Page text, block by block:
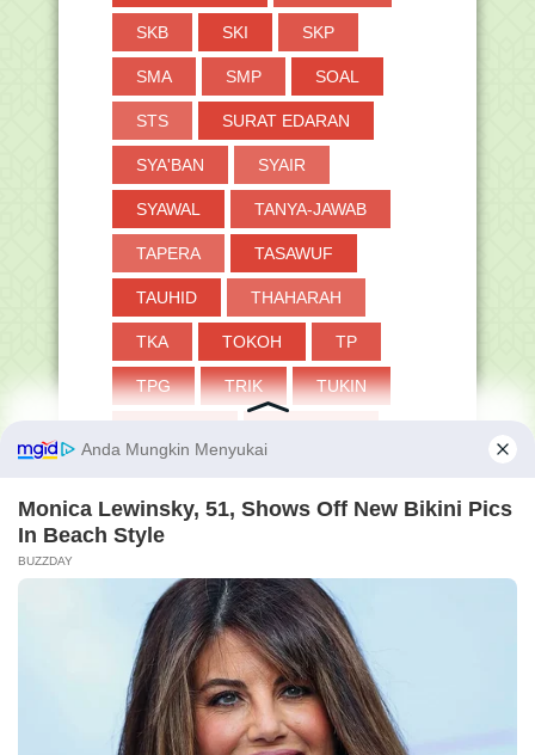
SKB SKI SKP
SMA SMP SOAL
STS SURAT EDARAN
SYA'BAN SYAIR
SYAWAL TANYA-JAWAB
TAPERA TASAWUF
TAUHID THAHARAH
TKA TOKOH TP
TPG TRIK TUKIN
UMUM VERVAL PD
berkembang serta berguna bagi semua
Membershi
Pengunjun